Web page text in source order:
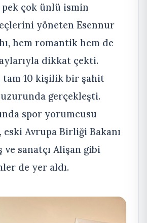
pek çok ünlü ismin
yöneten Esennur
hem romantik hem de
dikkat çekti.
tam 10 kişilik bir şahit
gerçekleşti.
spor yorumcusu
eski Avrupa Birliği Bakanı
ve sanatçı Alişan gibi
de yer aldı.